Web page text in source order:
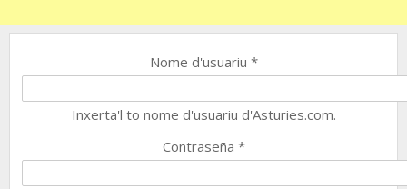
Nome d'usuariu *
Inxerta'l to nome d'usuariu d'Asturies.com.
Contraseña *